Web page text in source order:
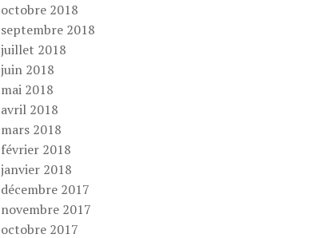
octobre 2018
septembre 2018
juillet 2018
juin 2018
mai 2018
avril 2018
mars 2018
février 2018
janvier 2018
décembre 2017
novembre 2017
octobre 2017